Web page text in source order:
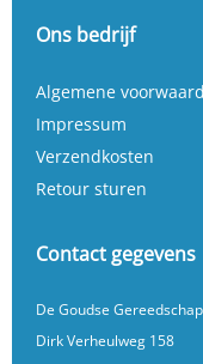
Ons bedrijf
Algemene
Impressum
Verzendkosten
Retour sturen
Contact gegevens
De Goudse
Dirk Verheulweg 158